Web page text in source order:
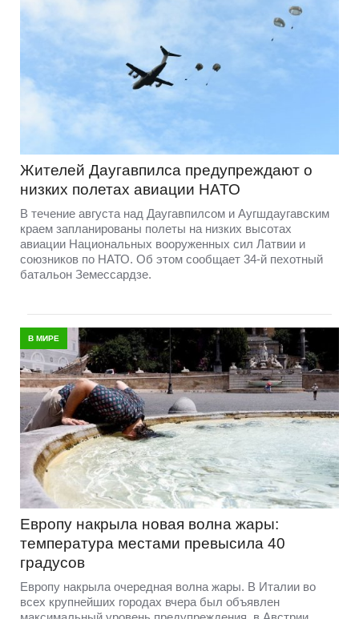
Жителей Даугавпилса предупреждают о
низких полетах авиации НАТО
В течение августа над Даугавпилсом и Аугшдаугавским
краем запланированы полеты на низких высотах
авиации Национальных вооруженных сил Латвии и
союзников по НАТО. Об этом сообщает 34-й пехотный
батальон Земессардзе.
В МИРЕ
Европу накрыла новая волна жары:
температура местами превысила 40
градусов
Европу накрыла очередная волна жары. В Италии во
всех крупнейших городах вчера был объявлен